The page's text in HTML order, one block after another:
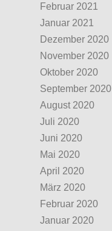
Februar 2021
Januar 2021
Dezember 2020
November 2020
Oktober 2020
September 2020
August 2020
Juli 2020
Juni 2020
Mai 2020
April 2020
März 2020
Februar 2020
Januar 2020